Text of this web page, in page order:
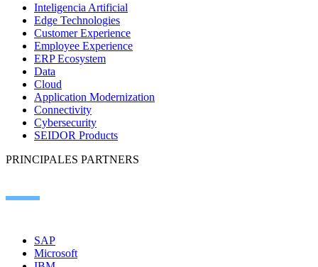
Inteligencia Artificial
Edge Technologies
Customer Experience
Employee Experience
ERP Ecosystem
Data
Cloud
Application Modernization
Connectivity
Cybersecurity
SEIDOR Products
PRINCIPALES PARTNERS
SAP
Microsoft